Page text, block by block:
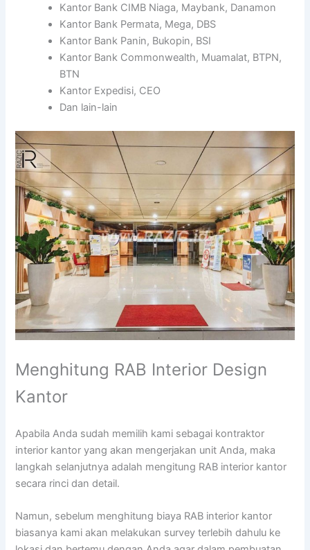
Kantor Bank CIMB Niaga, Maybank, Danamon
Kantor Bank Permata, Mega, DBS
Kantor Bank Panin, Bukopin, BSI
Kantor Bank Commonwealth, Muamalat, BTPN,
BTN
Kantor Expedisi, CEO
Dan lain-lain
Menghitung RAB Interior Design
Kantor
Apabila Anda sudah memilih kami sebagai kontraktor
interior kantor yang akan mengerjakan unit Anda, maka
langkah selanjutnya adalah mengitung RAB interior kantor
secara rinci dan detail.
Namun, sebelum menghitung biaya RAB interior kantor
biasanya kami akan melakukan survey terlebih dahulu ke